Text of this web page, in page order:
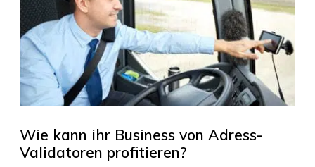
Wie kann ihr Business von Adress-
Validatoren profitieren?